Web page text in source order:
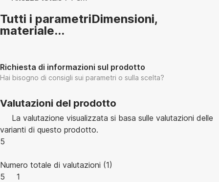
Tutti i parametriDimensioni,
materiale...
Richiesta di informazioni sul prodotto
Hai bisogno di consigli sui parametri o sulla scelta?
Valutazioni del prodotto
La valutazione visualizzata si basa sulle valutazioni delle
varianti di questo prodotto.
5
Numero totale di valutazioni (1)
5
1